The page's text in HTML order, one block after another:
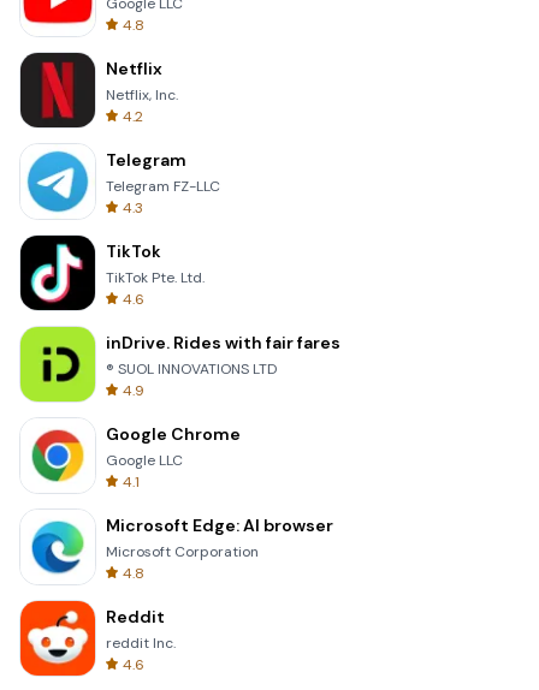
4.8
Netflix
Netflix, Inc.
4.2
Telegram
Telegram FZ-LLC
4.3
TikTok
TikTok Pte. Ltd.
4.6
inDrive. Rides with fair fares
® SUOL INNOVATIONS LTD
4.9
Google Chrome
Google LLC
4.1
Microsoft Edge: AI browser
Microsoft Corporation
4.8
Reddit
reddit Inc.
4.6